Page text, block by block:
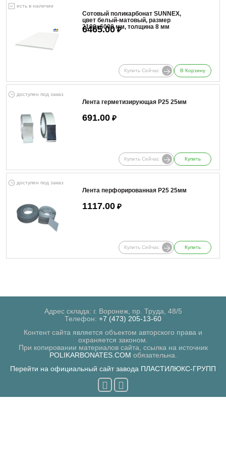
есть в наличии
Сотовый поликарбонат SUNNEX,
цвет белый-матовый, размер
2100x6000 мм, толщина 8 мм
6465.00₽
Купить Сейчас В Корзину
доступен под заказ
Лента герметизирующая Р25 25мм
691.00 ₽
Купить Сейчас Купить
доступен под заказ
Лента перфорированная Р25 25мм
1117.00 ₽
Купить Сейчас Купить
Адрес склада: г. Воронеж, пр. Труда, 48/5
Телефон: +7 (473) 205-13-60
Контент сайта является объектом авторского права и
охраняется законом.
При копировании материалов сайта, ссылка на источник
POLIKARBONATES.COM обязательна.
Перейти на официальный сайт завода ПЛАСТИЛЮКС-ГРУПП